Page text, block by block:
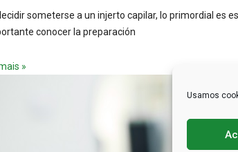
Usamos
someterse a un injerto capilar, lo primordial es
conocer la preparación
»